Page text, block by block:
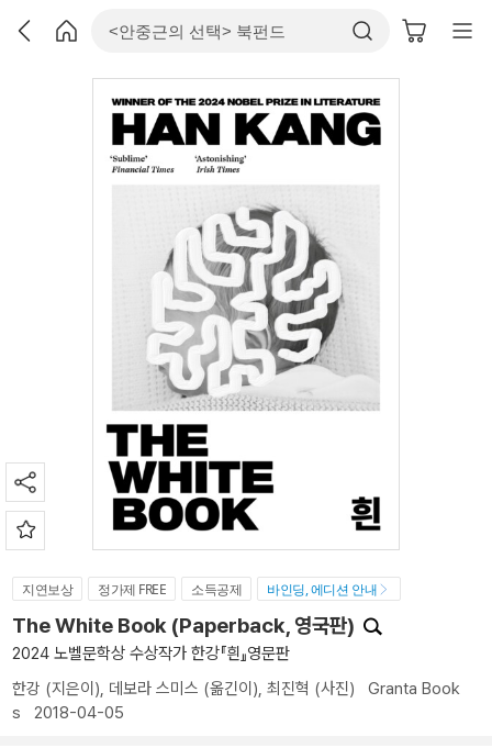
지연보상 정가제 FREE 소득공제 바인딩, 에디션 안내
The White Book (Paperback, 영국판)
2024 노벨문학상 수상작가 한강『흰』영문판
한강 (지은이), 데보라 스미스 (옮긴이), 최진혁 (사진) Granta Book
s 2018-04-05